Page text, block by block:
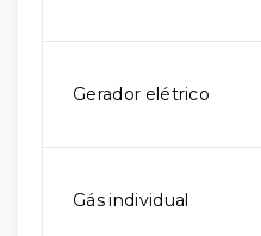
Gerador elétrico
Gás individual